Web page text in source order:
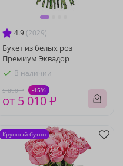
4.9 (2029)
Букет из белых роз
Премиум Эквадор
В наличии
5 890 ₽ -15%
от 5 010 ₽
Крупный бутон